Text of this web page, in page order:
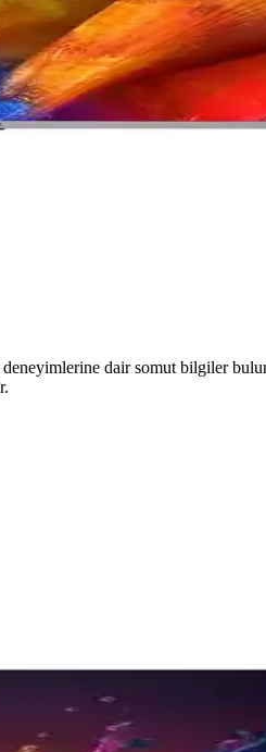
dair somut bilgiler
Bu analizde Samsung, LG,